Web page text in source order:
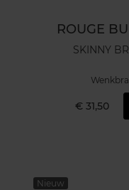
ROUGE
SKINNY
€ 31,50
Nieuw